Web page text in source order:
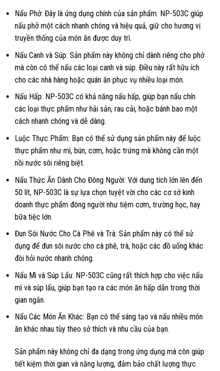
Nấu Phở: Đây là ứng dụng chính của sản phẩm. NP-503C giúp
nấu phở một cách nhanh chóng và hiệu quả, giữ cho hương vị
truyền thống của món ăn được duy trì.
Nấu Canh và Súp: Sản phẩm này không chỉ dành riêng cho phở
mà còn có thể nấu các loại canh và súp. Điều này rất hữu ích
cho các nhà hàng hoặc quán ăn phục vụ nhiều loại món.
Nấu Hấp: NP-503C có khả năng nấu hấp, giúp bạn nấu chín
các loại thực phẩm như hải sản, rau cải, hoặc bánh bao một
cách nhanh chóng và dễ dàng.
Luộc Thực Phẩm: Bạn có thể sử dụng sản phẩm này để luộc
thực phẩm như mì, bún, cơm, hoặc trứng mà không cần một
nồi nước sôi riêng biệt.
Nấu Thức Ăn Dành Cho Đông Người: Với dung tích lớn lên đến
50 lít, NP-503C là sự lựa chọn tuyệt vời cho các cơ sở kinh
doanh thực phẩm đông người như tiệm cơm, trường học, hay
bữa tiệc lớn.
Đun Sôi Nước Cho Cà Phê và Trà: Sản phẩm này có thể sử
dụng để đun sôi nước cho cà phê, trà, hoặc các đồ uống khác
đòi hỏi nước nhanh chóng.
Nấu Mì và Súp Lẩu: NP-503C cũng rất thích hợp cho việc nấu
mì và súp lẩu, giúp bạn tạo ra các món ăn hấp dẫn trong thời
gian ngắn.
Nấu Các Món Ăn Khác: Bạn có thể sáng tạo và nấu nhiều món
ăn khác nhau tùy theo sở thích và nhu cầu của bạn.
Sản phẩm này không chỉ đa dạng trong ứng dụng mà còn giúp
tiết kiệm thời gian và năng lượng, đảm bảo chất lượng thực